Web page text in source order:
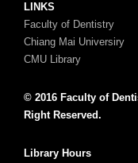
LINKS
Faculty of Dentistry
Chiang Mai Universiry
CMU Library
© 2016 Faculty of
Right Reserved.
Library Hours